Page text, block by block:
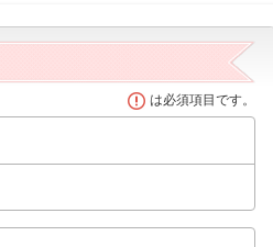
は必須項目です。